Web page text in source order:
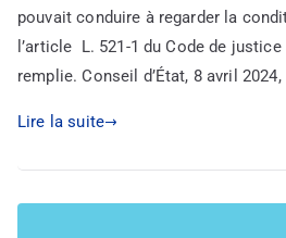
pouvait conduire à regarder la
l’article L. 521-1 du Code de
remplie. Conseil d’État, 8 avril
Lire la suite